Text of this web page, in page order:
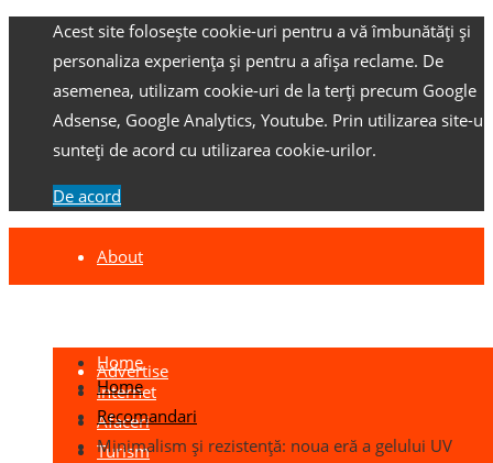
Acest site folosește cookie-uri pentru a vă îmbunătăți și
personaliza experiența și pentru a afișa reclame. De
asemenea, utilizam cookie-uri de la terți precum Google
Adsense, Google Analytics, Youtube. Prin utilizarea site-
sunteți de acord cu utilizarea cookie-urilor.
De acord
About
Advertise
Home
Internet
Afaceri
Turism
Home
Recomandari
Minimalism și rezistență: noua eră a gelului UV